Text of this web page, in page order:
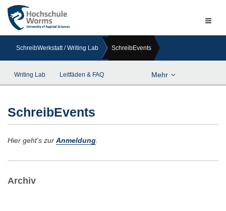
SchreibWerkstatt / Writing Lab SchreibEvents
Writing Lab Leitfäden & FAQ Mehr
SchreibEvents
Hier geht's zur Anmeldung
Archiv